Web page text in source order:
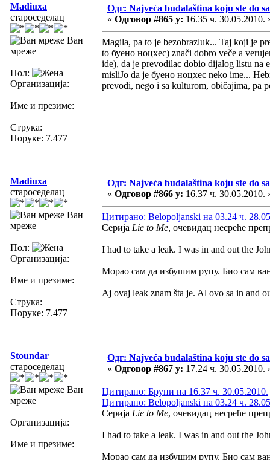
Madiuxa
староседелац
Ван
мреже
Пол:
Организација:
Име и презиме:
Струка:
Поруке: 7.477
Одг: Najveća budalaština koju ste do
« Одговор #865 у: 16.35 ч. 30.05.2010.
Magila, pa to je bezobrazluk... Taj koji je
to буено ноцхес) znači dobro veče a
ide), da je prevodilac dobio dijalog listu na
misliJo da je буено ноцхес neko ime...
prevodi, nego i sa kulturom, običajima, pa
Madiuxa
староседелац
Ван
мреже
Пол:
Организација:
Име и презиме:
Струка:
Поруке: 7.477
Одг: Najveća budalaština koju ste do
« Одговор #866 у: 16.37 ч. 30.05.2010.
Цитирано: Belopoljanski на 03.24 ч.
Серија Lie to Me, очевидац несреће
I had to take a leak. I was in and out the
Морао сам да избушим рупу. Био сам
Aj ovaj leak znam šta je. Al ovo sa in and
Stoundar
староседелац
Ван
мреже
Организација:
Име и презиме:
Одг: Najveća budalaština koju ste do
« Одговор #867 у: 17.24 ч. 30.05.2010.
Цитирано: Бруни на 16.37 ч. 30.05.2010.
Цитирано: Belopoljanski на 03.24 ч.
Серија Lie to Me, очевидац несреће
I had to take a leak. I was in and out the
Морао сам да избушим рупу. Био сам